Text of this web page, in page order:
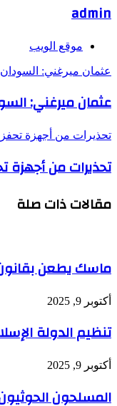
admin
موقع الويب
عثمان ميرغني:
عثمان ميرغني:
تحذيرات من أجهزة تحفز
تحذيرات من أجهزة
مقالات ذات صلة
ماسك يطعن
أكتوبر 9, 2025
تنظيم الدولة
أكتوبر 9, 2025
المسلحون